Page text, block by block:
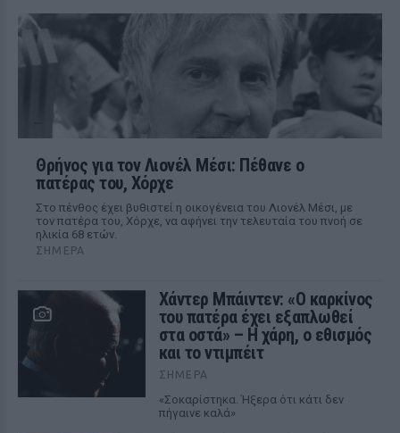
Θρήνος για τον Λιονέλ Μέσι: Πέθανε ο
πατέρας του, Χόρχε
Στο πένθος έχει βυθιστεί η οικογένεια του Λιονέλ Μέσι, με
τον πατέρα του, Χόρχε, να αφήνει την τελευταία του πνοή σε
ηλικία 68 ετών.
ΣΉΜΕΡΑ
Χάντερ Μπάιντεν: «Ο καρκίνος
του πατέρα έχει εξαπλωθεί
στα οστά» – Η χάρη, ο εθισμός
και το ντιμπέιτ
ΣΉΜΕΡΑ
«Σοκαρίστηκα. Ήξερα ότι κάτι δεν
πήγαινε καλά»